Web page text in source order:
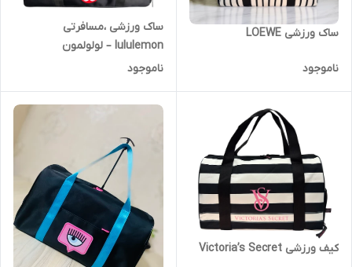
ساک ورزشی LOEWE
ناموجود
ساک ورزشی ،مسافرتی
lululemon – لولولمون
ناموجود
کیف ورزشی Victoria’s Secret